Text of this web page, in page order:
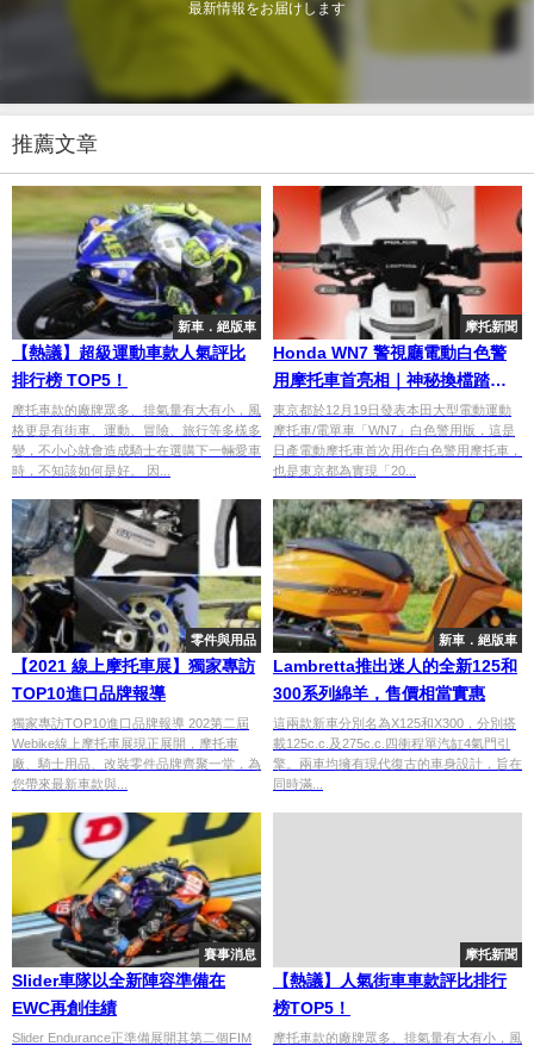
最新情報をお届けします
推薦文章
新車．絕版車
【熱議】超級運動車款人氣評比
排行榜 TOP5！
摩托車款的廠牌眾多、排氣量有大有小，風
格更是有街車、運動、冒險、旅行等多樣多
變，不小心就會造成騎士在選購下一輛愛車
時，不知該如何是好。 因...
摩托新聞
Honda WN7 警視廳電動白色警
用摩托車首亮相｜神秘換檔踏
板，箱根驛傳先導車
東京都於12月19日發表本田大型電動運動
摩托車/電單車「WN7」白色警用版，這是
日產電動摩托車首次用作白色警用摩托車，
也是東京都為實現「20...
零件與用品
【2021 線上摩托車展】獨家專訪
TOP10進口品牌報導
獨家專訪TOP10進口品牌報導 202第二屆
Webike線上摩托車展現正展開，摩托車
廠、騎士用品、改裝零件品牌齊聚一堂，為
您帶來最新車款與...
新車．絕版車
Lambretta推出迷人的全新125和
300系列綿羊，售價相當實惠
這兩款新車分別名為X125和X300，分別搭
載125c.c.及275c.c.四衝程單汽缸4氣門引
擎。兩車均擁有現代復古的車身設計，旨在
同時滿...
賽事消息
Slider車隊以全新陣容準備在
EWC再創佳績
Slider Endurance正準備展開其第二個FIM
摩托新聞
【熱議】人氣街車車款評比排行
榜TOP5！
摩托車款的廠牌眾多、排氣量有大有小，風